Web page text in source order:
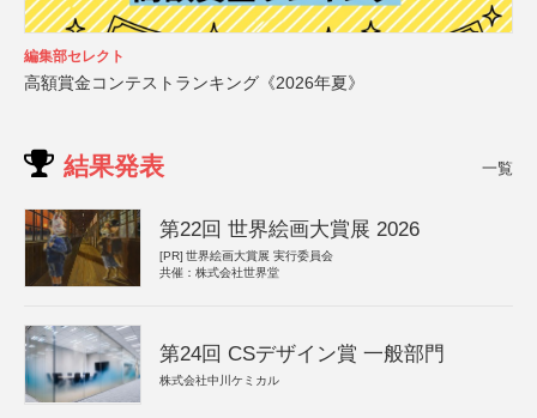
編集部セレクト
高額賞金コンテストランキング《2026年夏》
結果発表 一覧
第22回 世界絵画大賞展 2026
[PR] 世界絵画大賞展 実行委員会
共催：株式会社世界堂
第24回 CSデザイン賞 一般部門
株式会社中川ケミカル